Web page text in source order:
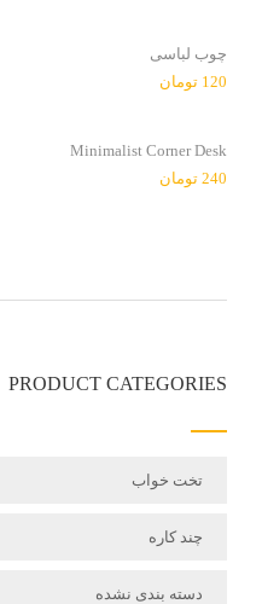
چوب لباسی
120 تومان
Minimalist Corner Desk
240 تومان
PRODUCT CATEGORIES
تخت خواب
چند کاره
دسته بندی نشده